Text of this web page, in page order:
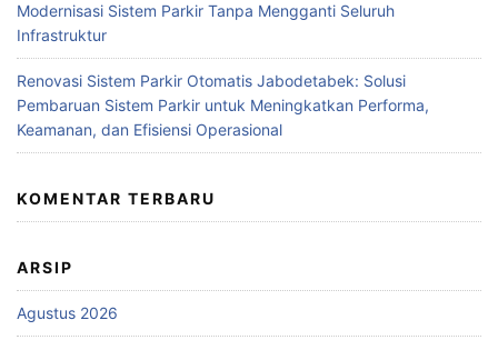
Modernisasi Sistem Parkir Tanpa Mengganti Seluruh
Infrastruktur
Renovasi Sistem Parkir Otomatis Jabodetabek: Solusi
Pembaruan Sistem Parkir untuk Meningkatkan Performa,
Keamanan, dan Efisiensi Operasional
KOMENTAR TERBARU
ARSIP
Agustus 2026